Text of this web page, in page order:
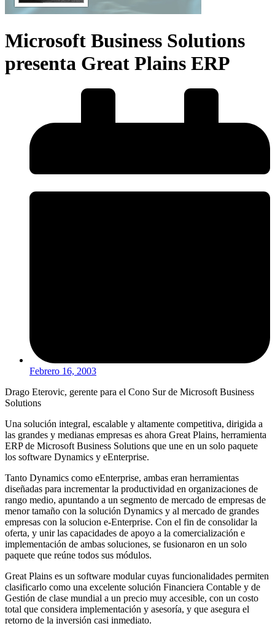
Microsoft Business Solutions
presenta Great Plains ERP
Febrero 16, 2003
Drago Eterovic, gerente para el Cono Sur de Microsoft Business
Solutions
Una solución integral, escalable y altamente competitiva, dirigida a
las grandes y medianas empresas es ahora Great Plains, herramienta
ERP de Microsoft Business Solutions que une en un solo paquete
los software Dynamics y eEnterprise.
Tanto Dynamics como eEnterprise, ambas eran herramientas
diseñadas para incrementar la productividad en organizaciones de
rango medio, apuntando a un segmento de mercado de empresas de
menor tamaño con la solución Dynamics y al mercado de grandes
empresas con la solucion e-Enterprise. Con el fin de consolidar la
oferta, y unir las capacidades de apoyo a la comercialización e
implementación de ambas soluciones, se fusionaron en un solo
paquete que reúne todos sus módulos.
Great Plains es un software modular cuyas funcionalidades permiten
clasificarlo como una excelente solución Financiera Contable y de
Gestión de clase mundial a un precio muy accesible, con un costo
total que considera implementación y asesoría, y que asegura el
retorno de la inversión casi inmediato.